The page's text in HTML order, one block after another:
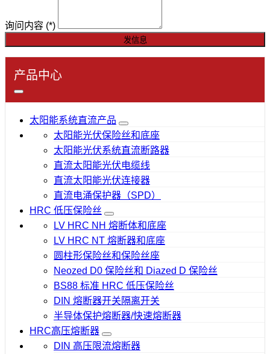
询问内容 (*)
发信息
产品中心
太阳能系统直流产品
太阳能光伏保险丝和底座
太阳能光伏系统直流断路器
直流太阳能光伏电缆线
直流太阳能光伏连接器
直流电涌保护器（SPD）
HRC 低压保险丝
LV HRC NH 熔断体和底座
LV HRC NT 熔断器和底座
圆柱形保险丝和保险丝座
Neozed D0 保险丝和 Diazed D 保险丝
BS88 标准 HRC 低压保险丝
DIN 熔断器开关隔离开关
半导体保护熔断器/快速熔断器
HRC高压熔断器
DIN 高压限流熔断器